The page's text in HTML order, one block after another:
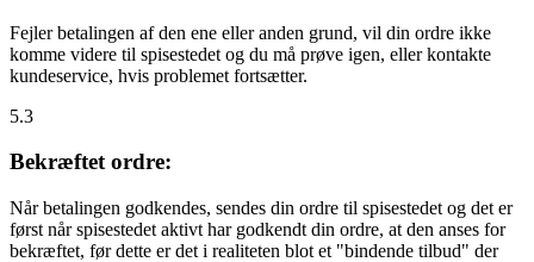
Fejler betalingen af den ene eller anden grund, vil din ordre ikke
komme videre til spisestedet og du må prøve igen, eller kontakte
kundeservice, hvis problemet fortsætter.
5.3
Bekræftet ordre:
Når betalingen godkendes, sendes din ordre til spisestedet og det er
først når spisestedet aktivt har godkendt din ordre, at den anses for
bekræftet, før dette er det i realiteten blot et "bindende tilbud" der